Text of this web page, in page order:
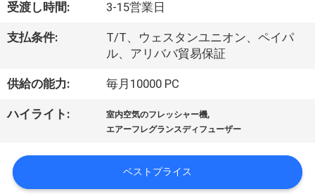
シ
ョ
ー
私
に
受渡し時間: 3-15営業日
支払条件:
T/T、ウェスタンユニオン、ペイパ
ル、アリババ貿易保証
供給の能力: 毎月10000 PC
ハイライト: 室内空気のフレッシャー機,
エアーフレグランスディフューザー
ベストプライス